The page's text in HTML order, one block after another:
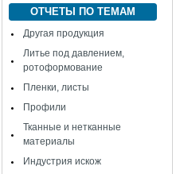
ОТЧЕТЫ ПО ТЕМАМ
Другая продукция
Литье под давлением,
ротоформование
Пленки, листы
Профили
Тканные и нетканные
материалы
Индустрия искож